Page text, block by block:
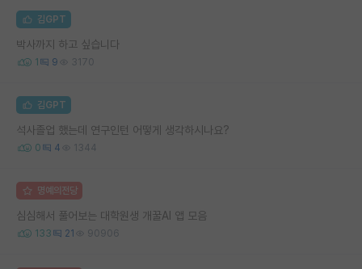
김GPT
박사까지 하고 싶습니다
1 9 3170
김GPT
석사졸업 했는데 연구인턴 어떻게 생각하시나요?
0 4 1344
명예의전당
심심해서 풀어보는 대학원생 개꿀AI 앱 모음
133 21 90906